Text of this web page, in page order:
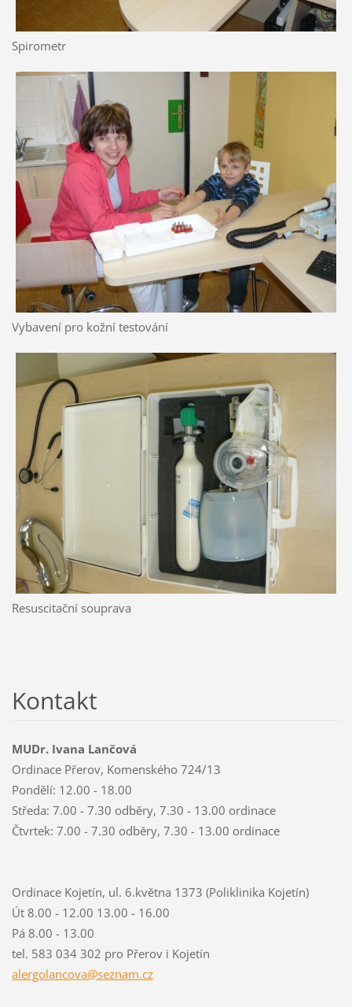
Spirometr
Vybavení pro kožní testování
Resuscitační souprava
Kontakt
MUDr. Ivana Lančová
Ordinace Přerov, Komenského 724/13
Pondělí: 12.00 - 18.00
Středa: 7.00 - 7.30 odběry, 7.30 - 13.00 ordinace
Čtvrtek: 7.00 - 7.30 odběry, 7.30 - 13.00 ordinace
Ordinace Kojetín, ul. 6.května 1373 (Poliklinika Kojetín)
Út 8.00 - 12.00 13.00 - 16.00
Pá 8.00 - 13.00
tel. 583 034 302 pro Přerov i Kojetín
alergolancova@seznam.cz